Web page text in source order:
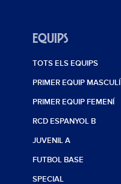
EQUIPS
TOTS ELS EQUIPS
PRIMER EQUIP MASCULÍ
PRIMER EQUIP FEMENÍ
RCD ESPANYOL B
JUVENIL A
FUTBOL BASE
SPECIAL